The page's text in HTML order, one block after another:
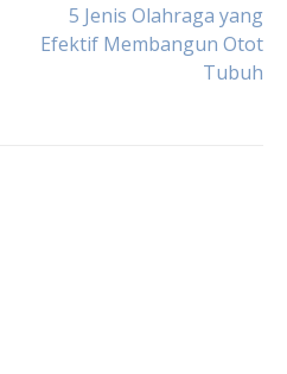
5 Jenis Olahraga yang
Efektif Membangun Otot
Tubuh